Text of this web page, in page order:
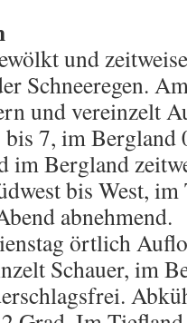
und
Schneeregen.
und vereinzelt
7, im Bergland
im Bergland
bis West, im
abnehmend.
örtlich
Schauer, im